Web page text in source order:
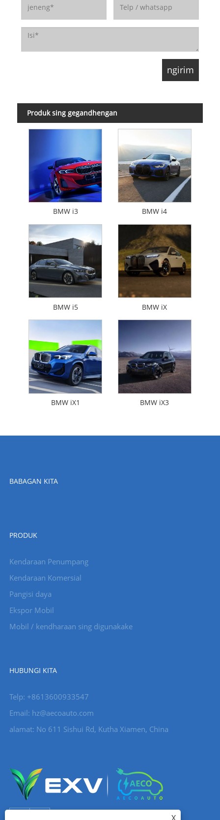
Produk sing gegandhengan
BMW i3 BMW i4
BMW i5 BMW iX
BMW iX1 BMW iX3
BABAGAN KITA
PRODUK
Kendaraan Penumpang
Kendaraan Komersial
Pangisi daya
Ekspor Mobil
Mobil / kendharaan sing digunakake
HUBUNGI KITA
Telp: +8613600933547
Email: hz@aecoauto.com
alamat: No 611 Sishui Rd, Kutha Xiamen, China